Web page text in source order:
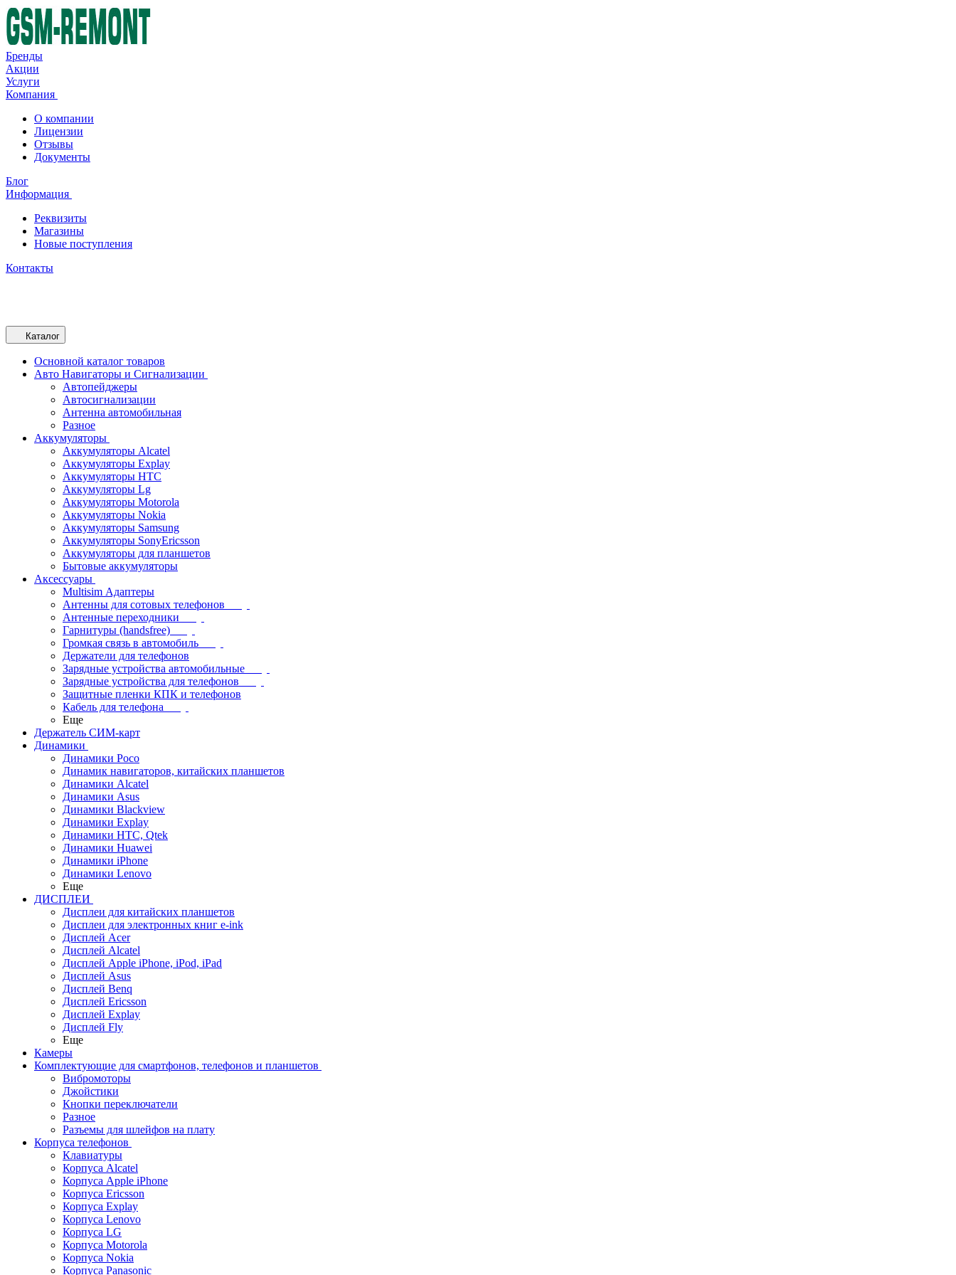
Бренды
Акции
Услуги
Компания
О компании
Лицензии
Отзывы
Документы
Блог
Информация
Реквизиты
Магазины
Новые поступления
Контакты
Каталог
Основной каталог товаров
Авто Навигаторы и Сигнализации
Автопейджеры
Автосигнализации
Антенна автомобильная
Разное
Аккумуляторы
Аккумуляторы Alcatel
Аккумуляторы Explay
Аккумуляторы HTC
Аккумуляторы Lg
Аккумуляторы Motorola
Аккумуляторы Nokia
Аккумуляторы Samsung
Аккумуляторы SonyEricsson
Аккумуляторы для планшетов
Бытовые аккумуляторы
Аксессуары
Multisim Адаптеры
Антенны для сотовых телефонов
Антенные переходники
Гарнитуры (handsfree)
Громкая связь в автомобиль
Держатели для телефонов
Зарядные устройства автомобильные
Зарядные устройства для телефонов
Защитные пленки КПК и телефонов
Кабель для телефона
Еще
Держатель СИМ-карт
Динамики
Динамики Poco
Динамик навигаторов, китайских планшетов
Динамики Alcatel
Динамики Asus
Динамики Blackview
Динамики Explay
Динамики HTC, Qtek
Динамики Huawei
Динамики iPhone
Динамики Lenovo
Еще
ДИСПЛЕИ
Дисплеи для китайских планшетов
Дисплеи для электронных книг e-ink
Дисплей Acer
Дисплей Alcatel
Дисплей Apple iPhone, iPod, iPad
Дисплей Asus
Дисплей Benq
Дисплей Ericsson
Дисплей Explay
Дисплей Fly
Еще
Камеры
Комплектующие для смартфонов, телефонов и планшетов
Вибромоторы
Джойстики
Кнопки переключатели
Разное
Разъемы для шлейфов на плату
Корпуса телефонов
Клавиатуры
Корпуса Alcatel
Корпуса Apple iPhone
Корпуса Ericsson
Корпуса Explay
Корпуса Lenovo
Корпуса LG
Корпуса Motorola
Корпуса Nokia
Корпуса Panasonic